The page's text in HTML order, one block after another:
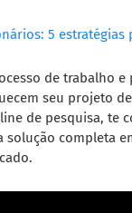
5 estratégias
de trabalho e
seu projeto
de pesquisa, te
solução completa